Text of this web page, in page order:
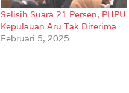
Selisih Suara 21 Persen, PHPU
Kepulauan Aru Tak Diterima
Februari 5, 2025